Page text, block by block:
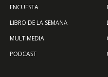
ENCUESTA
LIBRO DE LA SEMANA
MULTIMEDIA
PODCAST